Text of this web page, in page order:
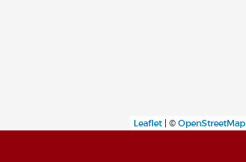
Leaflet| © OpenStreetMap